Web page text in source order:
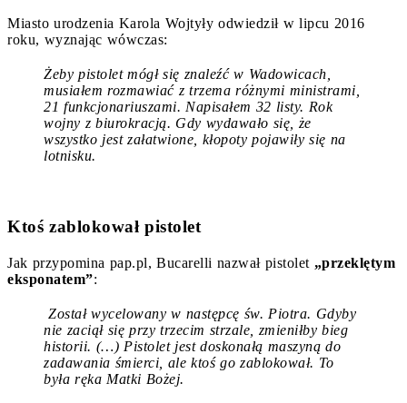
Miasto urodzenia Karola Wojtyły odwiedził w lipcu 2016
roku, wyznając wówczas:
Żeby pistolet mógł się znaleźć w Wadowicach,
musiałem rozmawiać z trzema różnymi ministrami,
21 funkcjonariuszami. Napisałem 32 listy. Rok
wojny z biurokracją. Gdy wydawało się, że
wszystko jest załatwione, kłopoty pojawiły się na
lotnisku.
Ktoś zablokował pistolet
Jak przypomina pap.pl, Bucarelli nazwał pistolet „przeklętym
eksponatem”:
Został wycelowany w następcę św. Piotra. Gdyby
nie zaciął się przy trzecim strzale, zmieniłby bieg
historii. (…) Pistolet jest doskonałą maszyną do
zadawania śmierci, ale ktoś go zablokował. To
była ręka Matki Bożej.